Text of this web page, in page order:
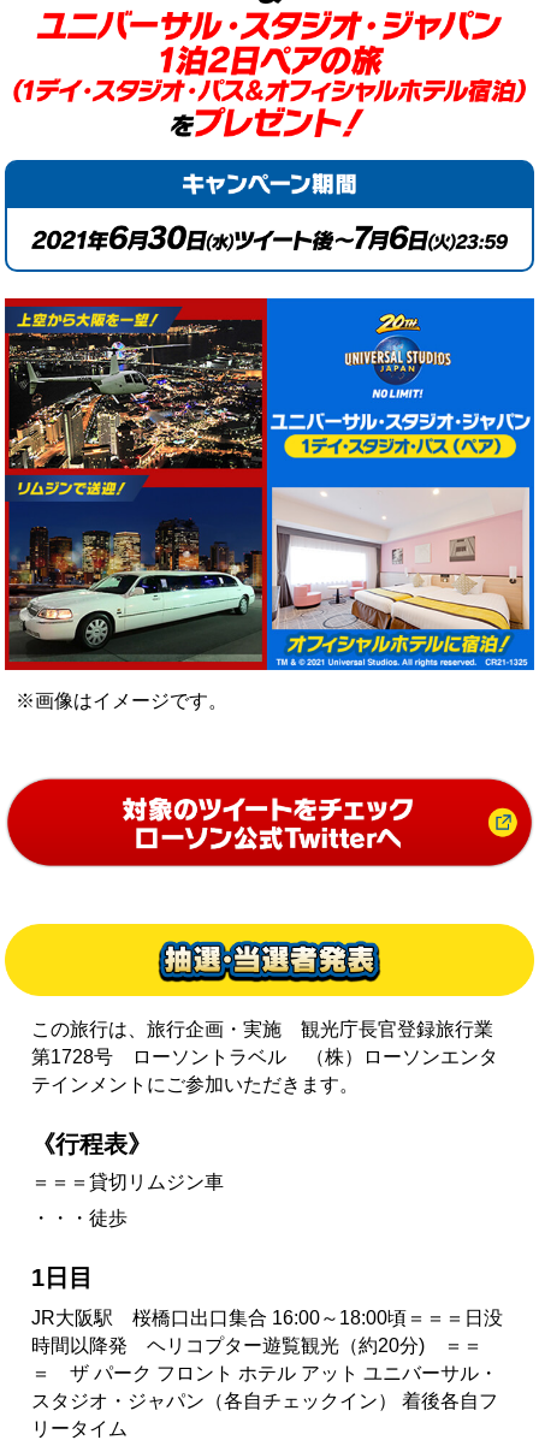
※画像はイメージです。
この旅行は、旅行企画・実施 観光庁長官登録旅行業
第1728号 ローソントラベル （株）ローソンエンタ
テインメントにご参加いただきます。
《行程表》
＝＝＝貸切リムジン車
・・・徒歩
1日目
JR大阪駅 桜橋口出口集合 16:00～18:00頃＝＝＝日没
時間以降発 ヘリコプター遊覧観光（約20分) ＝＝
＝ ザ パーク フロント ホテル アット ユニバーサル・
スタジオ・ジャパン（各自チェックイン） 着後各自フ
リータイム